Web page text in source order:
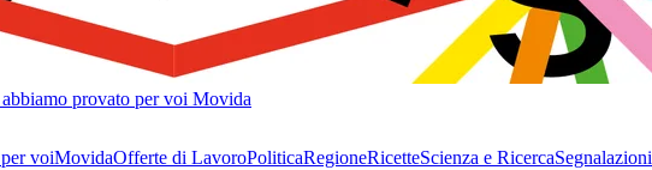
provato per voi Movida
voiMovidaOfferte di LavoroPoliticaRegioneRicetteScienza e RicercaSegnalazioni